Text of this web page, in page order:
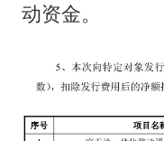
动资金。